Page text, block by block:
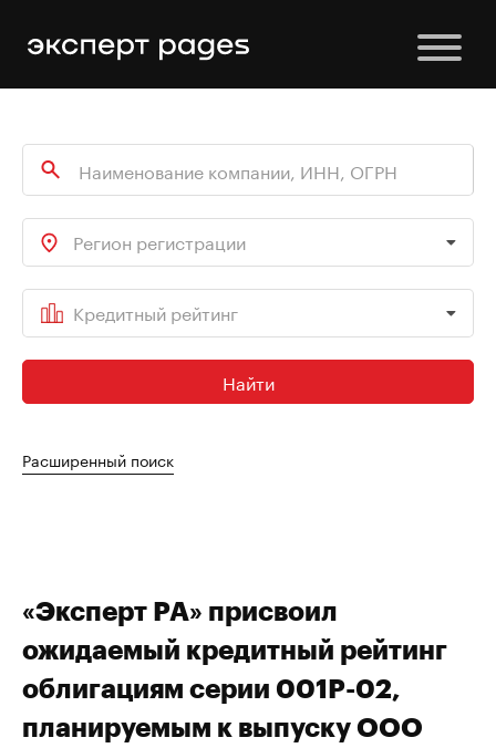
Регион регистрации
Кредитный рейтинг
Найти
Расширенный поиск
«Эксперт РА» присвоил
ожидаемый кредитный рейтинг
облигациям серии 001Р-02,
планируемым к выпуску ООО